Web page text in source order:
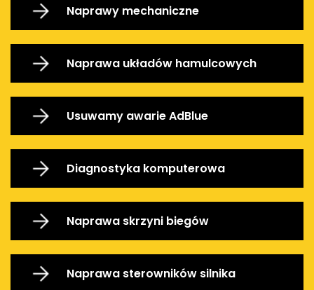
Naprawy mechaniczne
Naprawa układów hamulcowych
Usuwamy awarie AdBlue
Diagnostyka komputerowa
Naprawa skrzyni biegów
Naprawa sterowników silnika